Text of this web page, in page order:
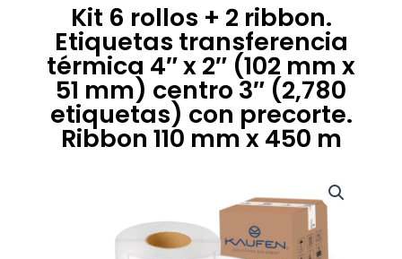
Kit 6 rollos + 2 ribbon.
Etiquetas transferencia
térmica 4″ x 2″ (102 mm x
51 mm) centro 3″ (2,780
etiquetas) con precorte.
Ribbon 110 mm x 450 m